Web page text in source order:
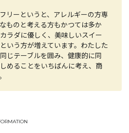
リーというと、アレルギーの方専
ものと考える方もかつては多か
ラダに優しく、美味しいスイー
いう方が増えています。わたした
じテーブルを囲み、健康的に同
めることをいちばんに考え、商